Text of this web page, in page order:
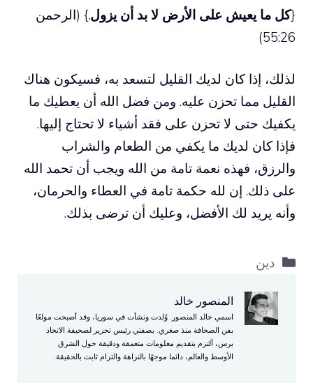
{كل ما يعيش على الأرض لا بد أن يزول.} (الرحمن
55:26)
لذلك، إذا كان لديك القليل لتسعد به، فسيكون هناك
القليل مما تحزن عليه. ومن فضل الله أن يعطيك ما
يكفيك حتى لا تحزن على فقد أشياء لا تحتاج إليها.
فإذا كان لديك ما يكفي من الطعام والشراب
والرزق، فهذه نعمة تامة من الله ويجب أن تحمد الله
على ذلك. إن لله حكمة تامة في العطاء والحرمان،
وأنه يريد لك الأفضل، وعليك أن ترضى بذلك.
التصنيفات
دين
المنصور خالد
اسمي خالد المنصور. وُلدت ونشأت في سوريا، وقد أصبحت مولعًا
بفن الصحافة منذ صغري. بصفتي رئيس تحرير لصحيفة الاتحاد
برس، ألتزم بتقديم معلومات متعمقة ودقيقة حول الشرق
الأوسط والعالم، دائما موجهًا بالنزاهة والتزام ثابت بالحقيقة.